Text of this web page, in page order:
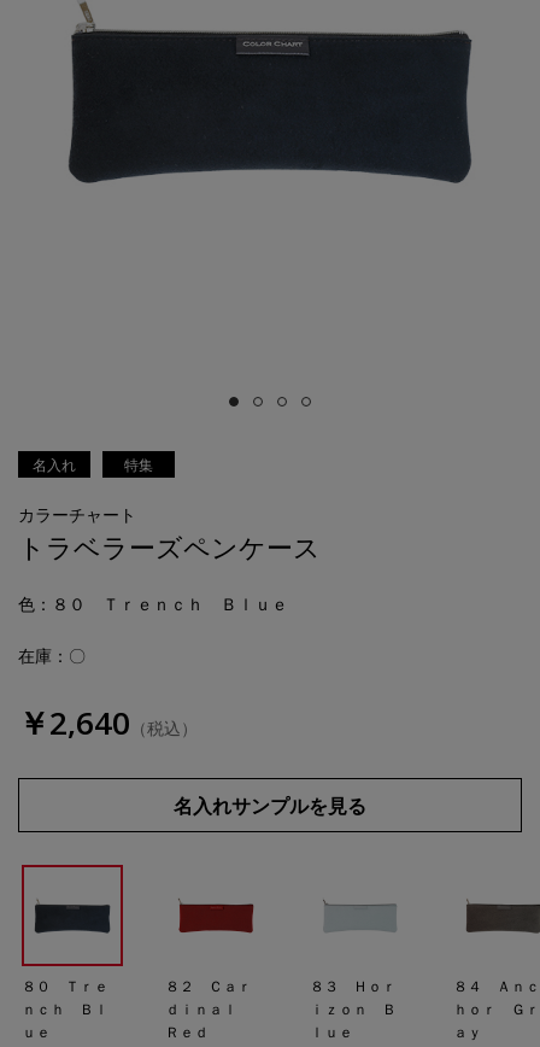
名入れ 特集
カラーチャート
トラベラーズペンケース
色 ：８０ Ｔｒｅｎｃｈ Ｂｌｕｅ
在庫：〇
￥2,640 （税込）
名入れサンプルを見る
８０ Ｔｒｅ
ｎｃｈ Ｂｌ
ｕｅ
８２ Ｃａｒ
ｄｉｎａｌ
Ｒｅｄ
８３ Ｈｏｒ
ｉｚｏｎ Ｂ
ｌｕｅ
８４ Ａｎｃ
ｈｏｒ Ｇｒ
ａｙ